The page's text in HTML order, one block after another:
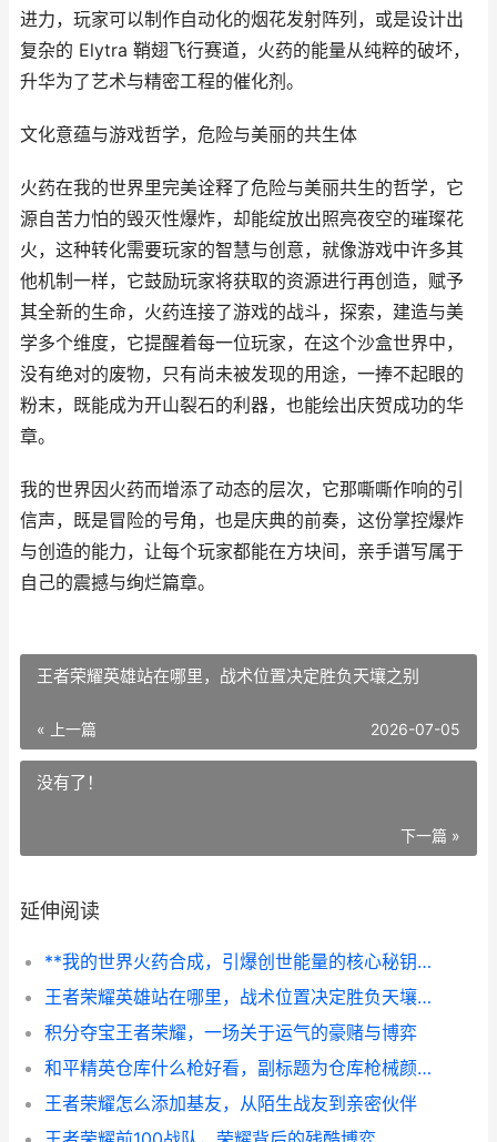
进力，玩家可以制作自动化的烟花发射阵列，或是设计出
复杂的 Elytra 鞘翅飞行赛道，火药的能量从纯粹的破坏，
升华为了艺术与精密工程的催化剂。
文化意蕴与游戏哲学，危险与美丽的共生体
火药在我的世界里完美诠释了危险与美丽共生的哲学，它
源自苦力怕的毁灭性爆炸，却能绽放出照亮夜空的璀璨花
火，这种转化需要玩家的智慧与创意，就像游戏中许多其
他机制一样，它鼓励玩家将获取的资源进行再创造，赋予
其全新的生命，火药连接了游戏的战斗，探索，建造与美
学多个维度，它提醒着每一位玩家，在这个沙盒世界中，
没有绝对的废物，只有尚未被发现的用途，一捧不起眼的
粉末，既能成为开山裂石的利器，也能绘出庆贺成功的华
章。
我的世界因火药而增添了动态的层次，它那嘶嘶作响的引
信声，既是冒险的号角，也是庆典的前奏，这份掌控爆炸
与创造的能力，让每个玩家都能在方块间，亲手谱写属于
自己的震撼与绚烂篇章。
王者荣耀英雄站在哪里，战术位置决定胜负天壤之别
« 上一篇 2026-07-05
没有了！
下一篇 »
延伸阅读
**我的世界火药合成，引爆创世能量的核心秘钥，副标题，从苦力怕到烟花，粉末里的无限可能**
王者荣耀英雄站在哪里，战术位置决定胜负天壤之别
积分夺宝王者荣耀，一场关于运气的豪赌与博弈
和平精英仓库什么枪好看，副标题为仓库枪械颜值鉴赏指南
王者荣耀怎么添加基友，从陌生战友到亲密伙伴